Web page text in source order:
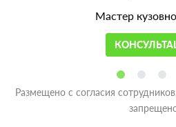
Мастер
Размещено с согласия